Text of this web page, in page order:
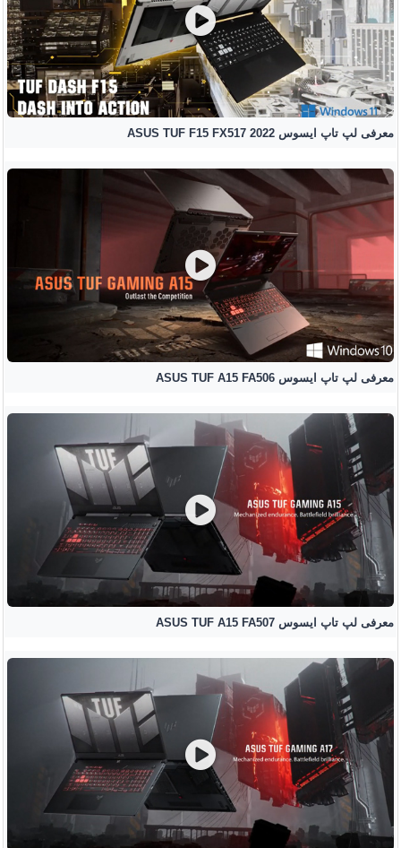
معرفی لپ تاپ ایسوس ASUS TUF F15 FX517 2022
معرفی لپ تاپ ایسوس ASUS TUF A15 FA506
معرفی لپ تاپ ایسوس ASUS TUF A15 FA507